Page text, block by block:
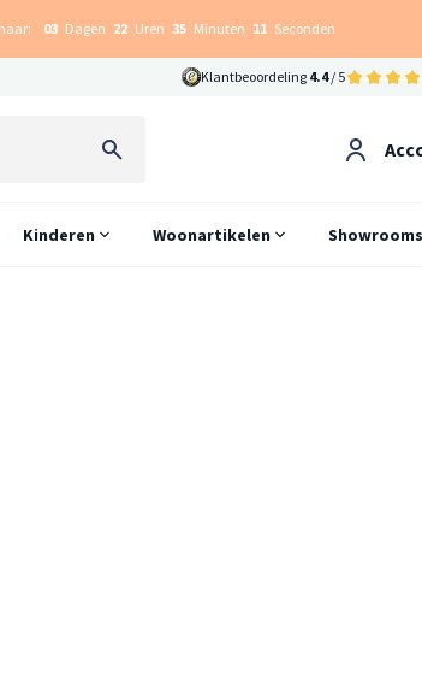
03 Dagen 22 Uren 35 Minuten 10 Seconden
Klantbeoordeling 4.4/ 5
Kinderen Woonartikelen Showrooms